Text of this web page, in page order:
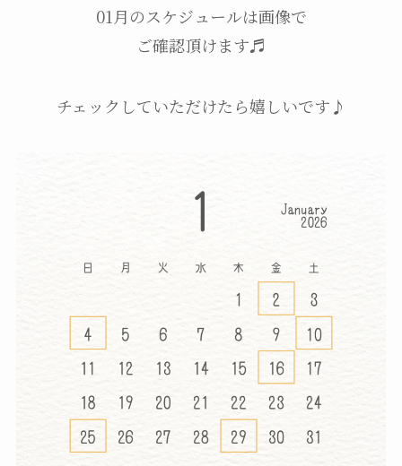
01月のスケジュールは画像で
ご確認頂けます♬
チェックしていただけたら嬉しいです♪